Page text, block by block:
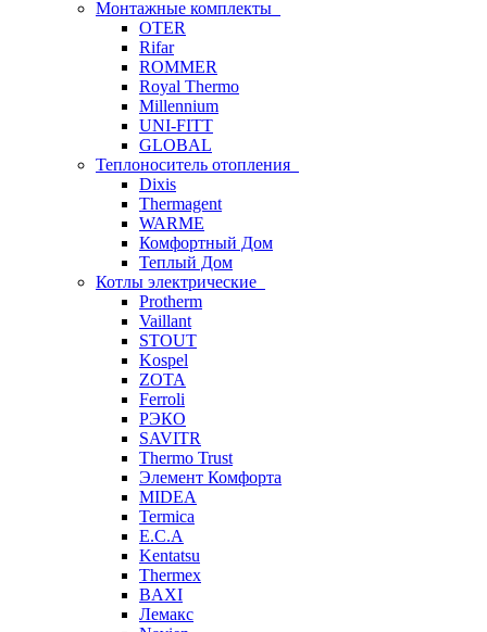
Монтажные комплекты
OTER
Rifar
ROMMER
Royal Thermo
Millennium
UNI-FITT
GLOBAL
Теплоноситель отопления
Dixis
Thermagent
WARME
Комфортный Дом
Теплый Дом
Котлы электрические
Protherm
Vaillant
STOUT
Kospel
ZOTA
Ferroli
РЭКО
SAVITR
Thermo Trust
Элемент Комфорта
MIDEA
Termica
E.C.A
Kentatsu
Thermex
BAXI
Лемакс